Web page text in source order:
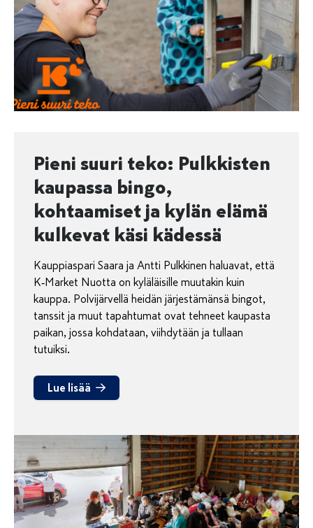
Pieni suuri teko: Pulkkisten
kaupassa bingo,
kohtaamiset ja kylän elämä
kulkevat käsi kädessä
Kauppiaspari Saara ja Antti Pulkkinen haluavat, että
K‑Market Nuotta on kyläläisille muutakin kuin
kauppa. Polvijärvellä heidän järjestämänsä bingot,
tanssit ja muut tapahtumat ovat tehneet kaupasta
paikan, jossa kohdataan, viihdytään ja tullaan
tutuiksi.
Lue lisää